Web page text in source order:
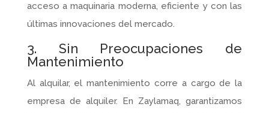
acceso a maquinaria moderna, eficiente y con las
últimas innovaciones del mercado.
3. Sin Preocupaciones de
Mantenimiento
Al alquilar, el mantenimiento corre a cargo de la
empresa de alquiler. En Zaylamaq, garantizamos